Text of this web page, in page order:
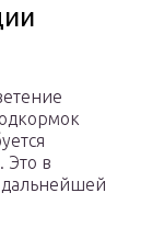
Это в
дальнейшей